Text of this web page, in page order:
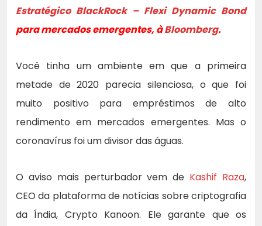
Estratégico BlackRock – Flexi Dynamic Bond
para mercados emergentes, àBloomberg.
Você tinha um ambiente em que a primeira
metade de 2020 parecia silenciosa, o que foi
muito positivo para empréstimos de alto
rendimento em mercados emergentes. Mas o
coronavírus foi um divisor das águas.
O aviso mais perturbador vem de Kashif Raza,
CEO da plataforma de notícias sobre criptografia
da Índia, Crypto Kanoon. Ele garante que os